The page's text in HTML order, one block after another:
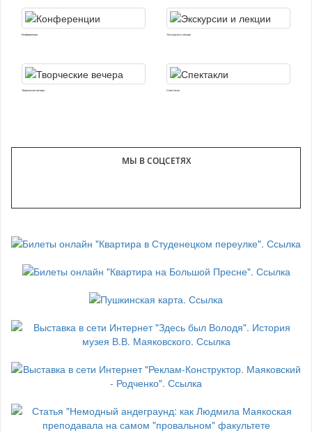
Конференции Экскурсии и лекции
Творческие вечера Спектакли
МЫ В СОЦСЕТЯХ